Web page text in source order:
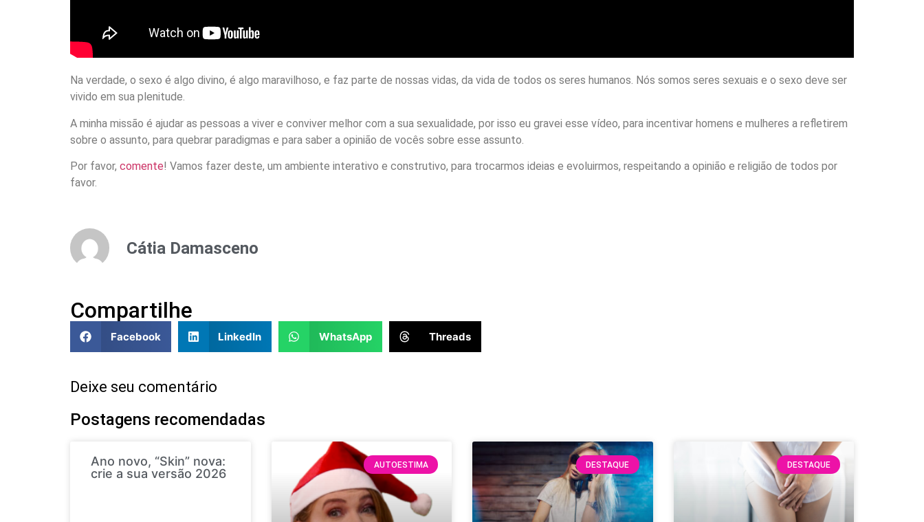
Na verdade, o sexo é algo divino, é algo maravilhoso, e faz parte de nossas vidas, da vida de todos os seres humanos. Nós somos seres sexuais e o sexo deve ser
vivido em sua plenitude.
A minha missão é ajudar as pessoas a viver e conviver melhor com a sua sexualidade, por isso eu gravei esse vídeo, para incentivar homens e mulheres a refletirem
sobre o assunto, para quebrar paradigmas e para saber a opinião de vocês sobre esse assunto.
Por favor, comente! Vamos fazer deste, um ambiente interativo e construtivo, para trocarmos ideias e evoluirmos, respeitando a opinião e religião de todos por
favor.
Cátia Damasceno
Compartilhe
Facebook LinkedIn WhatsApp Threads
Deixe seu comentário
Postagens recomendadas
Ano novo, “Skin” nova:
crie a sua versão 2026
AUTOESTIMA DESTAQUE DESTAQUE